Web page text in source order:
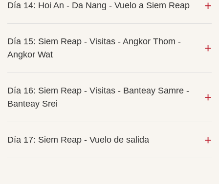
Día 14: Hoi An - Da Nang - Vuelo a Siem Reap
Día 15: Siem Reap - Visitas - Angkor Thom -
Angkor Wat
Día 16: Siem Reap - Visitas - Banteay Samre -
Banteay Srei
Día 17: Siem Reap - Vuelo de salida